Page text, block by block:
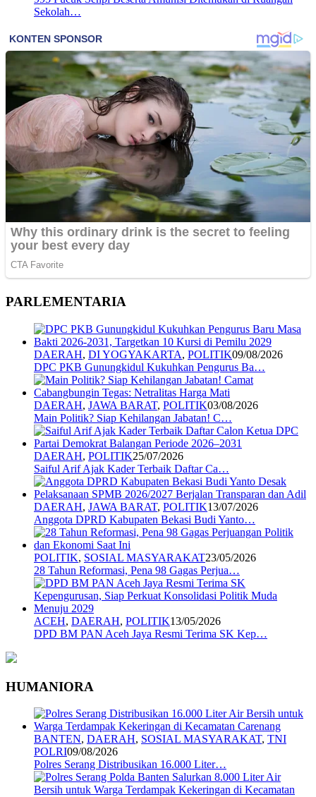
Sekolah…
PARLEMENTARIA
DAERAH, DI YOGYAKARTA, POLITIK09/08/2026
DPC PKB Gunungkidul Kukuhkan Pengurus Ba…
DAERAH, JAWA BARAT, POLITIK03/08/2026
Main Politik? Siap Kehilangan Jabatan! C…
DAERAH, POLITIK25/07/2026
Saiful Arif Ajak Kader Terbaik Daftar Ca…
DAERAH, JAWA BARAT, POLITIK13/07/2026
Anggota DPRD Kabupaten Bekasi Budi Yanto…
POLITIK, SOSIAL MASYARAKAT23/05/2026
28 Tahun Reformasi, Pena 98 Gagas Perjua…
ACEH, DAERAH, POLITIK13/05/2026
DPD BM PAN Aceh Jaya Resmi Terima SK Kep…
HUMANIORA
BANTEN, DAERAH, SOSIAL MASYARAKAT, TNI
POLRI09/08/2026
Polres Serang Distribusikan 16.000 Liter…